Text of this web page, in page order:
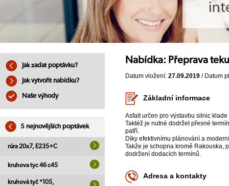
Jak zadat poptávku?
Jak vytvořit nabídku?
Naše výhody
5 nejnovějších poptávek
rúra 20x7, E235+C
kruhova tyc 46 c45
kruhová tyč *105,
Nabídka: Přeprava
Datum vložení: 27.09.2019 / Datum
Základní informace
Asfalt určen pro výstavbu silnic
Taktéž je nutné dodržet přesné
patří.
Díky efektivnímu plánování a
Takže je schopna kromě Rakouska,
dodržení dodacích termínů.
Adresa a kontakty